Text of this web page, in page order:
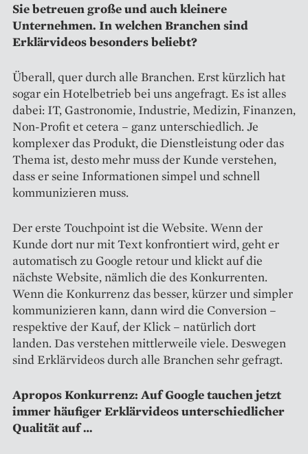
Sie betreuen große und auch kleinere
Unternehmen. In welchen Branchen sind
Erklärvideos be­sonders beliebt?
Überall, quer durch alle Branchen. Erst kürzlich hat
sogar ein Hotel­betrieb bei uns angefragt. Es ist alles
dabei: IT, Gastronomie, Industrie, Medizin, Finanzen,
Non-Profit et cetera – ganz unterschiedlich. Je
komplexer das Produkt, die Dienstleistung oder das
Thema ist, desto mehr muss der Kunde verstehen,
dass er seine Informationen simpel und schnell
kommunizieren muss.
Der erste Touchpoint ist die Website. Wenn der
Kunde dort nur mit Text konfrontiert wird, geht er
automatisch zu Google retour und klickt auf die
nächste Website, nämlich die des Konkurrenten.
Wenn die Konkurrenz das besser, kürzer und simpler
kommunizieren kann, dann wird die Conversion –
respektive der Kauf, der Klick – natürlich dort
landen. Das verstehen mittlerweile viele. Deswegen
sind Erklärvideos durch alle Branchen sehr gefragt.
Apropos Konkurrenz: Auf ­Google tauchen jetzt
immer häufiger ­Erklärvideos unterschiedlicher
Qualität auf …